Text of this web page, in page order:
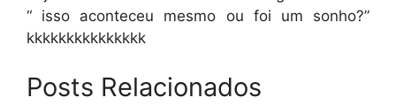
“ isso aconteceu mesmo ou foi um sonho?”
kkkkkkkkkkkkkkk
Posts Relacionados